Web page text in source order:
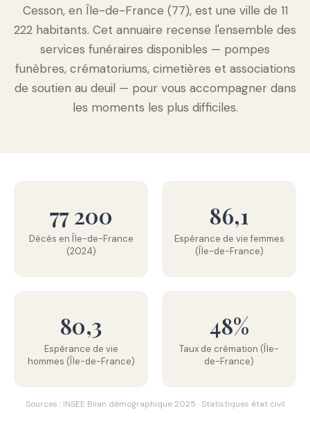
Cesson, en Île-de-France (77), est une ville de 11
222 habitants. Cet annuaire recense l'ensemble des
services funéraires disponibles — pompes
funèbres, crématoriums, cimetières et associations
de soutien au deuil — pour vous accompagner dans
les moments les plus difficiles.
77 200
Décès en Île-de-France
(2024)
86,1
Espérance de vie femmes
(Île-de-France)
80,3
Espérance de vie
hommes (Île-de-France)
48%
Taux de crémation (Île-
de-France)
Sources : INSEE Bilan démographique 2025 · Statistiques état civil